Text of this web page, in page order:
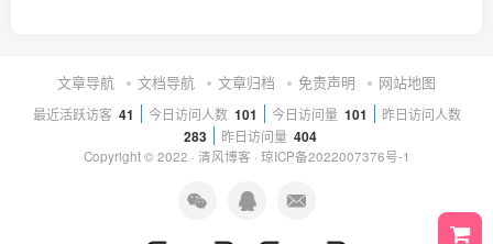
文章导航 文档导航 文章归档 免责声明 网站地图
最近活跃访客 41 今日访问人数 101 今日访问量 101 昨日访问人数
283 昨日访问量 404
Copyright © 2022 · 清风博客 · 琼ICP备2022007376号-1